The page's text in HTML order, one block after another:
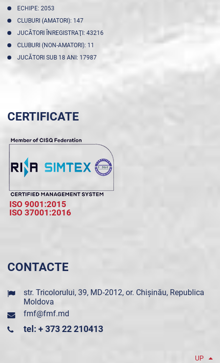
ECHIPE: 2053
CLUBURI (AMATORI): 147
JUCĂTORI ÎNREGISTRAŢI: 43216
CLUBURI (NON-AMATORI): 11
JUCĂTORI SUB 18 ANI: 17987
CERTIFICATE
ISO 9001:2015
ISO 37001:2016
CONTACTE
str. Tricolorului, 39, MD-2012, or. Chișinău, Republica
Moldova
fmf@fmf.md
tel: + 373 22 210413
UP